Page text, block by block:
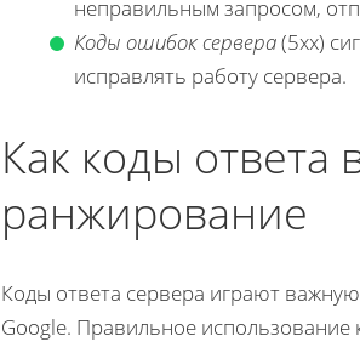
неправильным запросом,
Коды ошибок сервера(5xx)
исправлять работу сервера.
Как коды ответа
ранжирование
Коды ответа сервера играют
Google. Правильное